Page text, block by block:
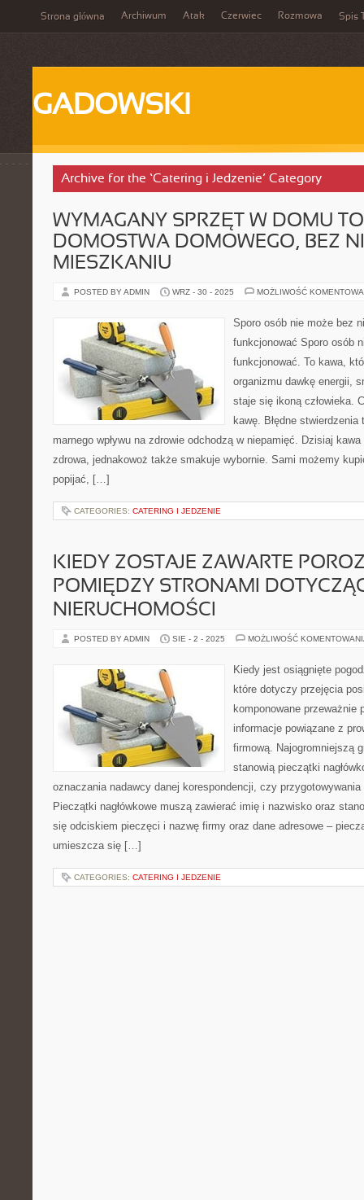
Strona główna Archiwum Atak Czerwiec Rozmowa Spis
GADOWSKI
Archive for the ‘Catering i Jedzenie’ Category
WYMAGANY SPRZĘT W DOMU
DOMOSTWA DOMOWEGO, BEZ
MIESZKANIU
POSTED BY ADMIN WRZ - 30 - 2025 MOŻLIWOŚĆ
Sporo osób nie może bez
funkcjonować Sporo osób
funkcjonować. To kawa,
organizmu dawkę energii,
staje się ikoną człowieka.
kawę. Błędne
marnego wpływu na zdrowie odchodzą w niepamięć. Dzisiaj
zdrowa, jednakowoż także smakuje wybornie. Sami możemy
popijać, […]
CATEGORIES: CATERING I JEDZENIE
KIEDY ZOSTAJE ZAWARTE
POMIĘDZY STRONAMI
NIERUCHOMOŚCI
POSTED BY ADMIN SIE - 2 - 2025 MOŻLIWOŚĆ
Kiedy jest osiągnięte
które dotyczy przejęcia
komponowane
informacje powiązane z
firmową. Najogromniejszą
stanowią pieczątki
oznaczania nadawcy danej korespondencji, czy
Pieczątki nagłówkowe muszą zawierać imię i nazwisko oraz
się odciskiem pieczęci i nazwę firmy oraz dane adresowe –
umieszcza się […]
CATEGORIES: CATERING I JEDZENIE